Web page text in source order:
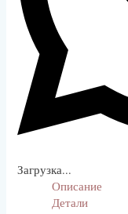
Загрузка...
Описание
Детали